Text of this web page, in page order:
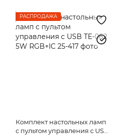
РАСПРОДАЖА
Комплект настольных ламп
с пультом управления c USB